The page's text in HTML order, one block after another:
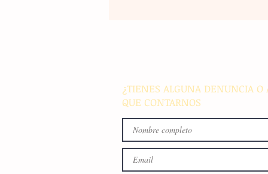
¿TIENES ALGUNA DENUNCIA O
QUE CONTARNOS